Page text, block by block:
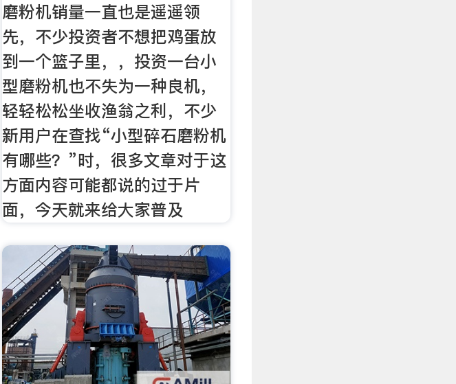
磨粉机销量一直也是遥遥领
先，不少投资者不想把鸡蛋放
到一个篮子里，，投资一台小
型磨粉机也不失为一种良机，
轻轻松松坐收渔翁之利，不少
新用户在查找“小型碎石磨粉机
有哪些？”时，很多文章对于这
方面内容可能都说的过于片
面，今天就来给大家普及